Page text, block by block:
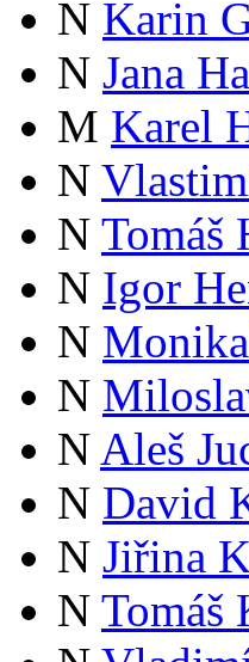
N Karin
N Jana
M Karel
N
N Tomáš
N Igor
N
N
N Aleš
N David
N Jiřina
N Tomáš